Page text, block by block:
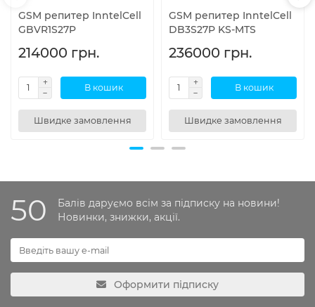
GSM репитер InntelCell
GBVR1S27P
214000 грн.
В кошик
Швидке замовлення
GSM репитер InntelCell
DB3S27P KS-MTS
236000 грн.
В кошик
Швидке замовлення
50
Балів даруємо всім за підписку на новини!
Новинки, знижки, акції.
Оформити підписку